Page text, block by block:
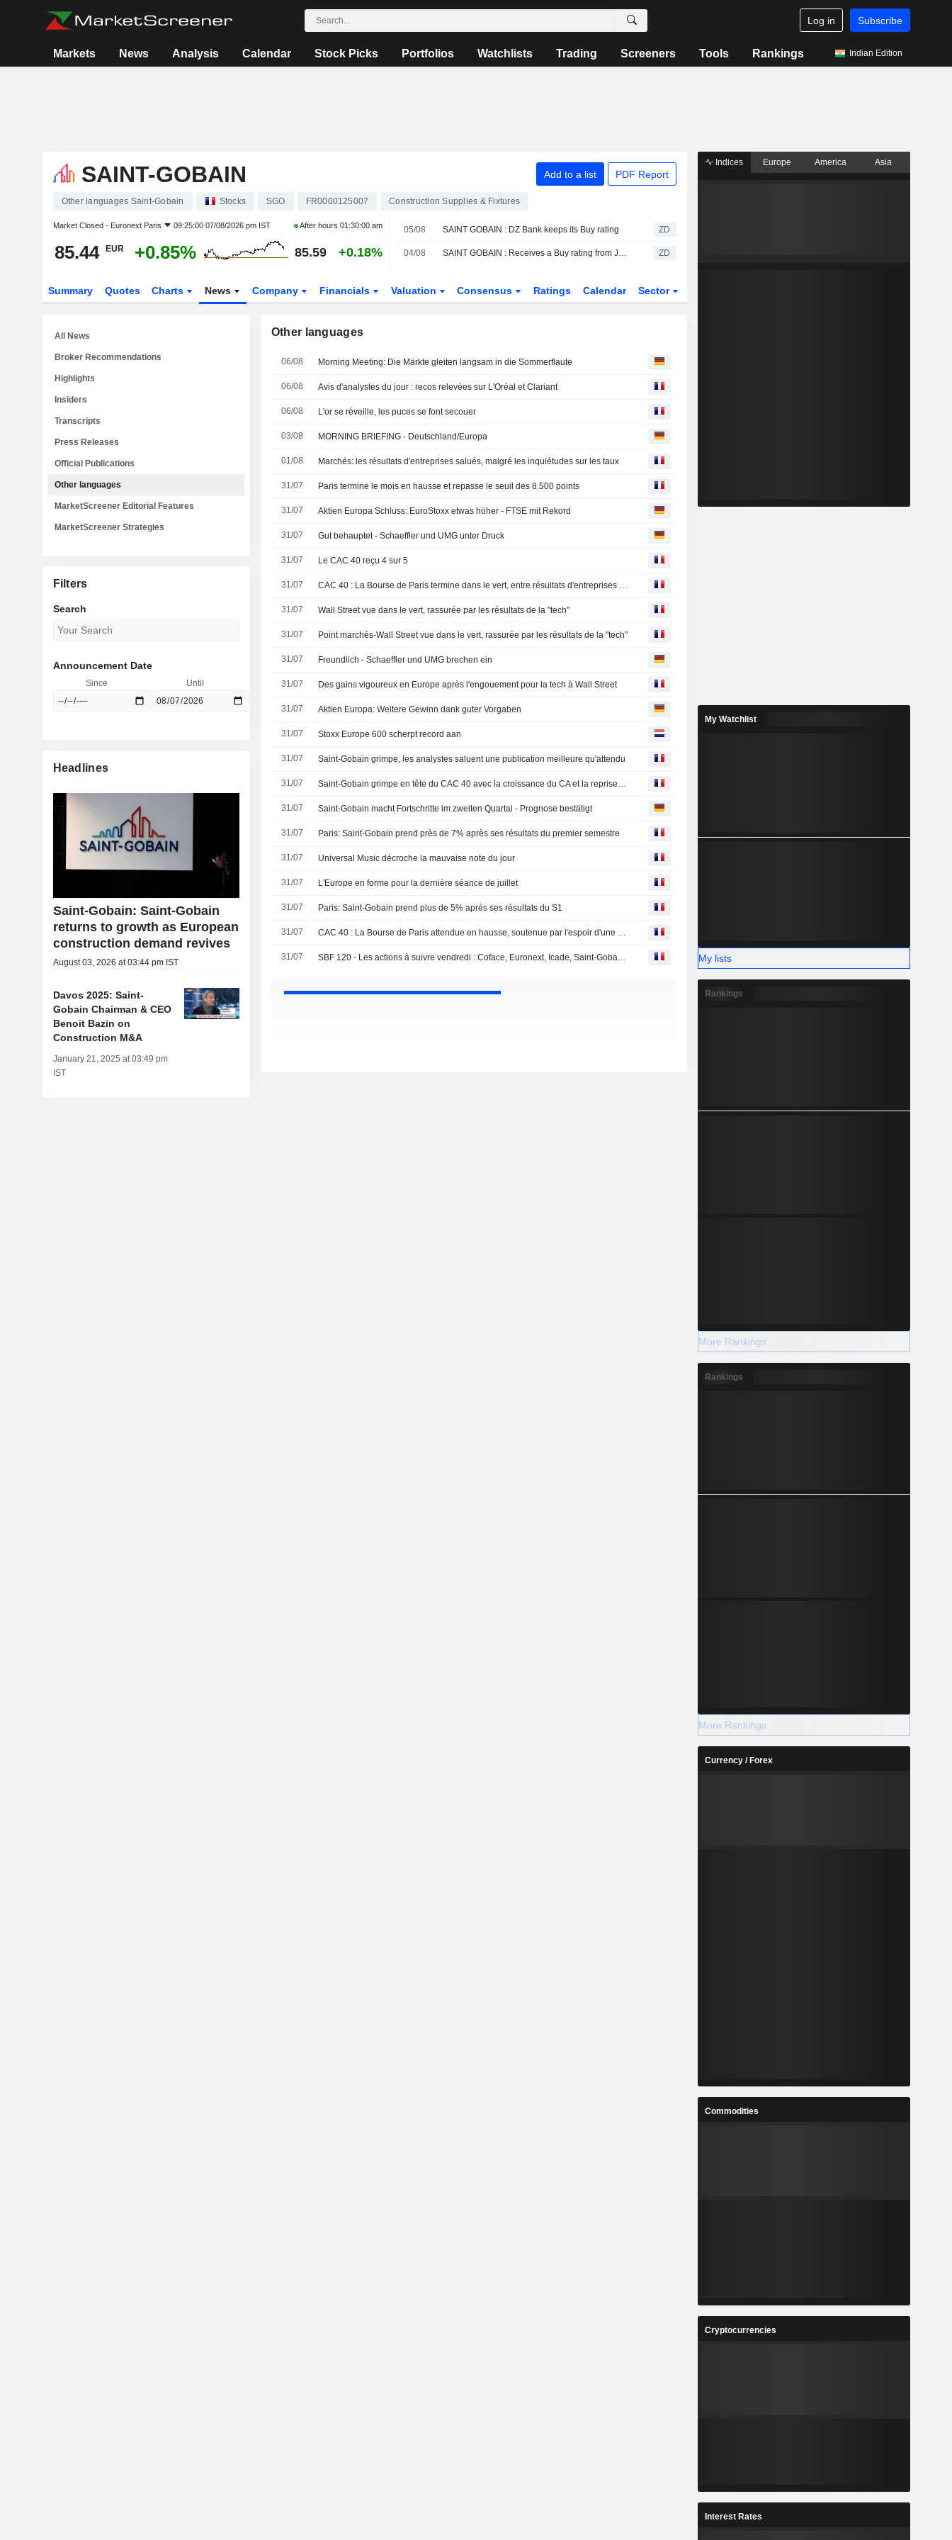
Log in Subscribe
Markets News Analysis Calendar Stock Picks Portfolios Watchlists Trading Screeners Tools Rankings Indian Edition
SAINT-GOBAIN Add to a list PDF Report
Other languages Saint-Gobain Stocks SGO FR0000125007 Construction Supplies & Fixtures
Market Closed - Euronext Paris 09:25:00 07/08/2026 pm IST After hours01:30:00 am
85.44 EUR +0.85% 85.59 +0.18%
05/08 SAINT GOBAIN : DZ Bank keeps its Buy rating ZD
04/08 SAINT GOBAIN : Receives a Buy rating from JP Morgan ZD
Summary Quotes Charts News Company Financials Valuation Consensus Ratings Calendar Sector
Other languages
06/08 Morning Meeting: Die Märkte gleiten langsam in die Sommerflaute
06/08 Avis d'analystes du jour : recos relevées sur L'Oréal et Clariant
06/08 L'or se réveille, les puces se font secouer
03/08 MORNING BRIEFING - Deutschland/Europa
01/08 Marchés: les résultats d'entreprises salués, malgré les inquiétudes sur les taux
31/07 Paris termine le mois en hausse et repasse le seuil des 8.500 points
31/07 Aktien Europa Schluss: EuroStoxx etwas höher - FTSE mit Rekord
31/07 Gut behauptet - Schaeffler und UMG unter Druck
31/07 Le CAC 40 reçu 4 sur 5
31/07 CAC 40 : La Bourse de Paris termine dans le vert, entre résultats d'entreprises et Moyen-Orient
31/07 Wall Street vue dans le vert, rassurée par les résultats de la "tech"
31/07 Point marchés-Wall Street vue dans le vert, rassurée par les résultats de la "tech"
31/07 Freundlich - Schaeffler und UMG brechen ein
31/07 Des gains vigoureux en Europe après l'engouement pour la tech à Wall Street
31/07 Aktien Europa: Weitere Gewinn dank guter Vorgaben
31/07 Stoxx Europe 600 scherpt record aan
31/07 Saint-Gobain grimpe, les analystes saluent une publication meilleure qu'attendu
31/07 Saint-Gobain grimpe en tête du CAC 40 avec la croissance du CA et la reprise des volumes au T2
31/07 Saint-Gobain macht Fortschritte im zweiten Quartal - Prognose bestätigt
31/07 Paris: Saint-Gobain prend près de 7% après ses résultats du premier semestre
31/07 Universal Music décroche la mauvaise note du jour
31/07 L'Europe en forme pour la dernière séance de juillet
31/07 Paris: Saint-Gobain prend plus de 5% après ses résultats du S1
31/07 CAC 40 : La Bourse de Paris attendue en hausse, soutenue par l'espoir d'une détente au Moyen-Orient
31/07 SBF 120 - Les actions à suivre vendredi : Coface, Euronext, Icade, Saint-Gobain, TP, Viridien, Vusion, Worldline, Orange, Engie, Forvia, Crédit Agricole SA
All News
Broker Recommendations
Highlights
Insiders
Transcripts
Press Releases
Official Publications
Other languages
MarketScreener Editorial Features
MarketScreener Strategies
Filters
Search
Announcement Date
Since Until
Headlines
Saint-Gobain: Saint-Gobain
returns to growth as European
construction demand revives
August 03, 2026 at 03:44 pm IST
Davos 2025: Saint-
Gobain Chairman & CEO
Benoit Bazin on
Construction M&A
January 21, 2025 at 03:49 pm
IST
Indices Europe America Asia
My Watchlist
My lists
Rankings
More Rankings
Rankings
More Rankings
Currency / Forex
Commodities
Cryptocurrencies
Interest Rates